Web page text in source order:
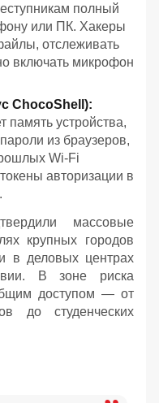
полный
или ПК. Хакеры
отслеживать
включать микрофон
ChocoShell):
память устройства,
из браузеров,
Wi-Fi
авторизации в
массовые
крупных городов
в деловых центрах
В зоне риска
доступом — от
до студенческих